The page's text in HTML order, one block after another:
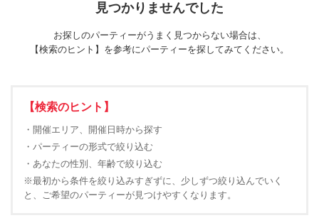
見つかりませんでした
お探しのパーティーがうまく見つからない場合は、
【検索のヒント】を参考にパーティーを探してみてください。
【検索のヒント】
・開催エリア、開催日時から探す
・パーティーの形式で絞り込む
・あなたの性別、年齢で絞り込む
※最初から条件を絞り込みすぎずに、少しずつ絞り込んでいく
と、ご希望のパーティーが見つけやすくなります。